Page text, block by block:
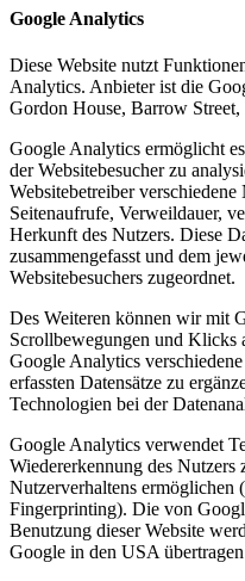
Google Analytics
Diese Website nutzt
Analytics. Anbieter ist die
Gordon House, Barrow
Google Analytics ermöglicht
der Websitebesucher zu
Websitebetreiber
Seitenaufrufe, Verweildauer,
Herkunft des Nutzers. Diese
zusammengefasst und dem
Websitebesuchers zugeordnet.
Des Weiteren können wir mit
Scrollbewegungen und Klicks
Google Analytics
erfassten Datensätze zu
Technologien bei der
Google Analytics verwendet
Wiedererkennung des
Nutzerverhaltens ermöglichen
Fingerprinting). Die von
Benutzung dieser Website
Google in den USA